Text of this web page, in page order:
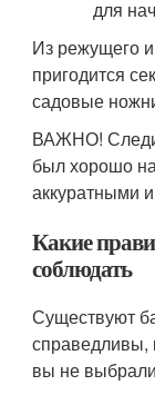
Из режущего
пригодится
садовые
ВАЖНО!
был хорошо
аккуратными
Какие
соблюдать
Существуют
справедливы,
вы не